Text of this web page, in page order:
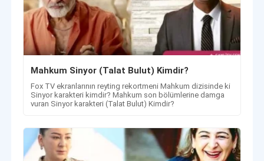
Mahkum Sinyor (Talat Bulut) Kimdir?
Fox TV ekranlarının reyting rekortmeni Mahkum dizisinde ki
Sinyor karakteri kimdir? Mahkum son bölümlerine damga
vuran Sinyor karakteri (Talat Bulut) Kimdir?